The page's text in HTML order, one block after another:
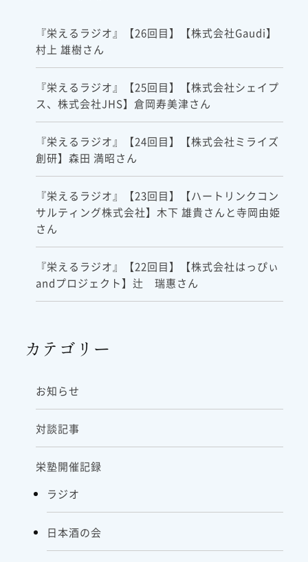
『栄えるラジオ』【26回目】【株式会社Gaudi】
村上 雄樹さん
『栄えるラジオ』【25回目】【株式会社シェイプ
ス、株式会社JHS】倉岡寿美津さん
『栄えるラジオ』【24回目】【株式会社ミライズ
創研】森田 満昭さん
『栄えるラジオ』【23回目】【ハートリンクコン
サルティング株式会社】木下 雄貴さんと寺岡由姫
さん
『栄えるラジオ』【22回目】【株式会社はっぴぃ
andプロジェクト】辻 瑞惠さん
カテゴリー
お知らせ
対談記事
栄塾開催記録
ラジオ
日本酒の会